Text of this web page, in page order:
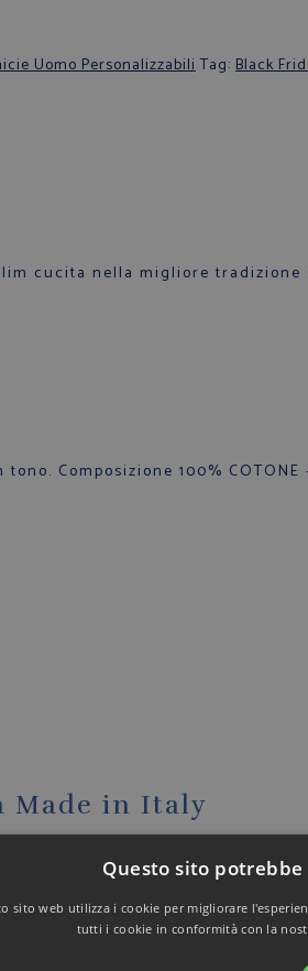
Uomo PersonalizzabiliTag: Black
cucita nella migliore tradizione
Composizione 100% COTONE
Made in Italy
per questo continuiamo a
che contraddistingue lo stile
camicia.
Questo sito
sito web utilizza i cookie per migliorare
tutti i cookie in conformità con la